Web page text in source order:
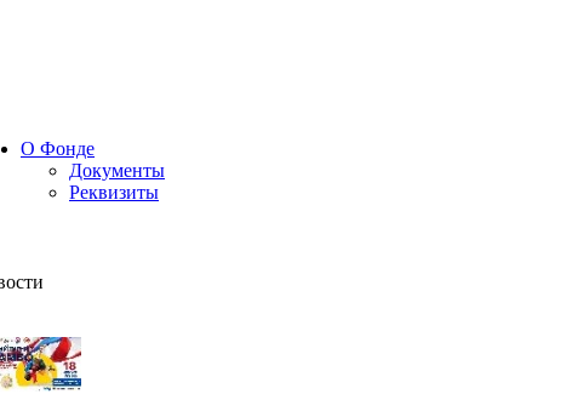
О Фонде
Документы
Реквизиты